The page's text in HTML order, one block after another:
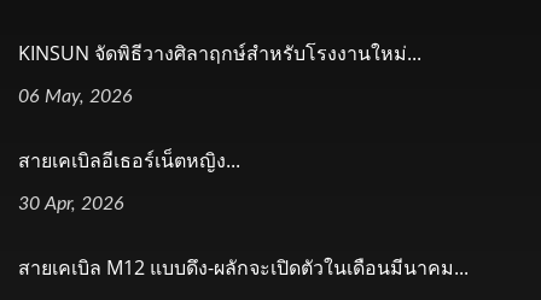
KINSUN จัดพิธีวางศิลาฤกษ์สำหรับโรงงานใหม่...
06 May, 2026
สายเคเบิลอีเธอร์เน็ตหญิง...
30 Apr, 2026
สายเคเบิล M12 แบบดึง-ผลักจะเปิดตัวในเดือนมีนาคม...